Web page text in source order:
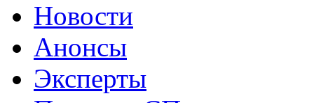
Новости
Анонсы
Эксперты